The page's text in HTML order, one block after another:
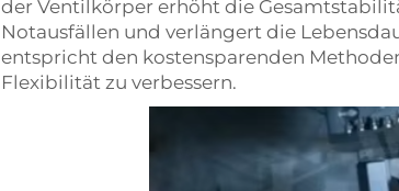
der Ventilkörper erhöht die
Notausfällen und verlängert die
entspricht den kostensparenden
Flexibilität zu verbessern.